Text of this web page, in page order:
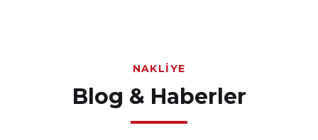
NAKLIYE
Blog & Haberler